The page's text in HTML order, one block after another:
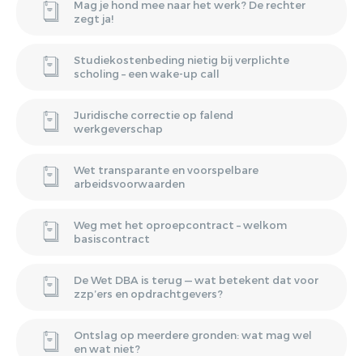
Mag je hond mee naar het werk? De rechter
zegt ja!
Studiekostenbeding nietig bij verplichte
scholing – een wake-up call
Juridische correctie op falend
werkgeverschap
Wet transparante en voorspelbare
arbeidsvoorwaarden
Weg met het oproepcontract – welkom
basiscontract
De Wet DBA is terug — wat betekent dat voor
zzp’ers en opdrachtgevers?
Ontslag op meerdere gronden: wat mag wel
en wat niet?